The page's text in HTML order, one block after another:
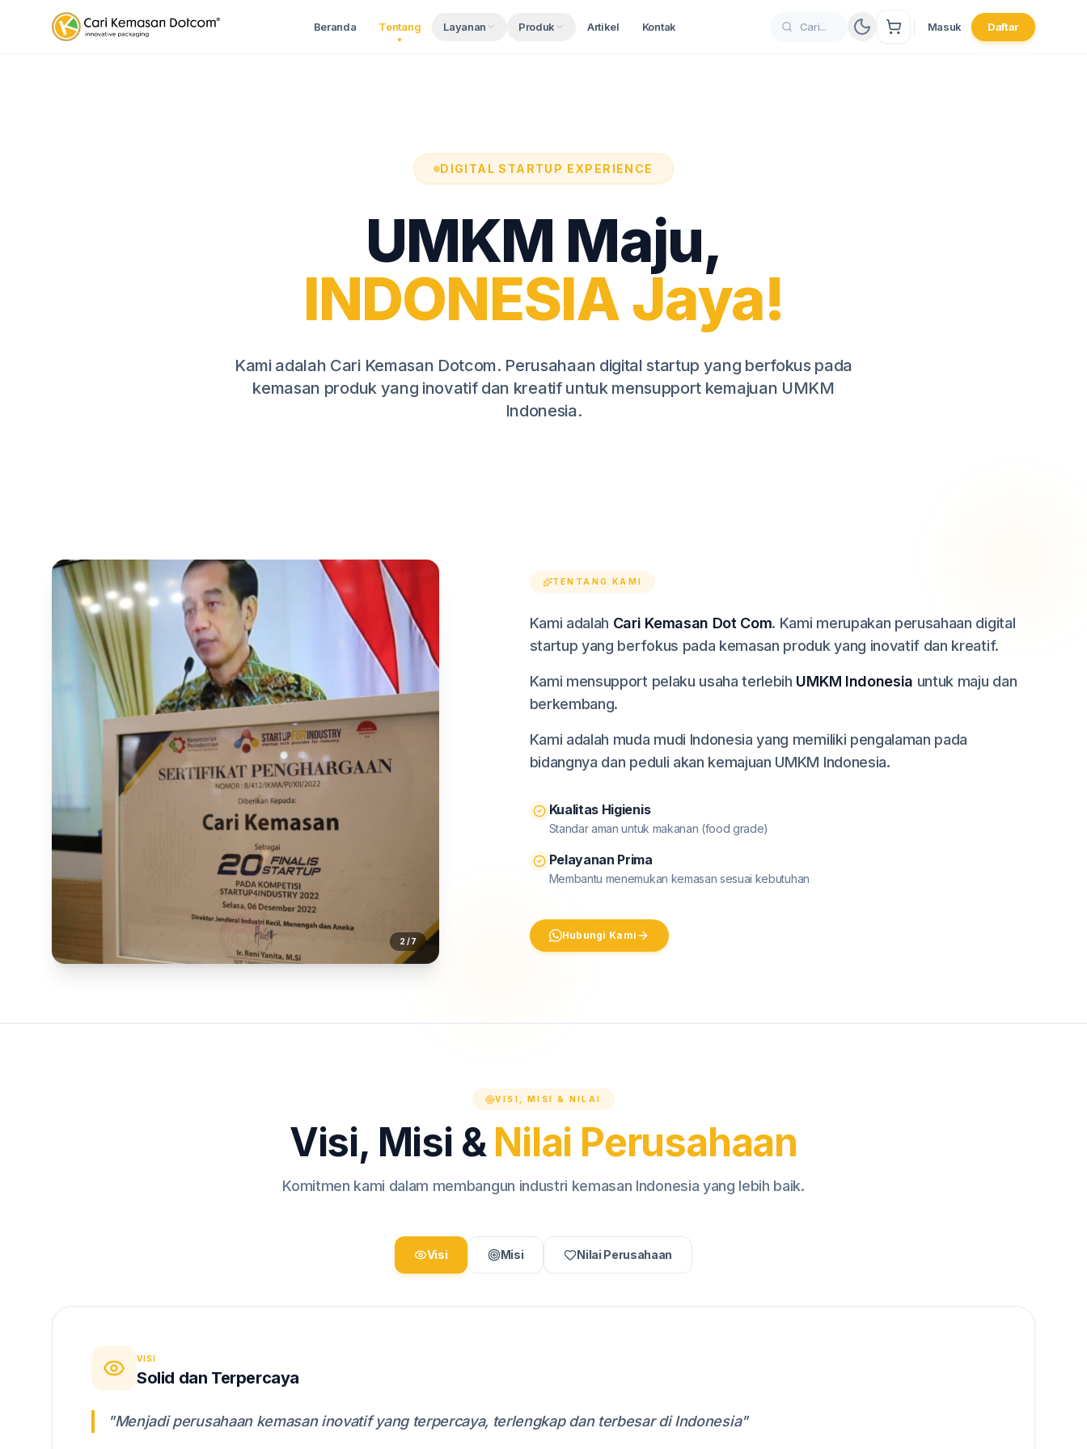
Beranda Tentang Layanan Produk Artikel Kontak Masuk Daftar
DIGITAL STARTUP EXPERIENCE
UMKM Maju,
INDONESIA Jaya!
Kami adalah Cari Kemasan Dotcom. Perusahaan digital startup yang berfokus pada
kemasan produk yang inovatif dan kreatif untuk mensupport kemajuan UMKM
Indonesia.
2 / 7
TENTANG KAMI
Kami adalah Cari Kemasan Dot Com. Kami merupakan perusahaan digital
startup yang berfokus pada kemasan produk yang inovatif dan kreatif.
Kami mensupport pelaku usaha terlebih UMKM Indonesia untuk maju dan
berkembang.
Kami adalah muda mudi Indonesia yang memiliki pengalaman pada
bidangnya dan peduli akan kemajuan UMKM Indonesia.
Kualitas Higienis
Standar aman untuk makanan (food grade)
Pelayanan Prima
Membantu menemukan kemasan sesuai kebutuhan
Hubungi Kami
VISI, MISI & NILAI
Visi, Misi &Nilai Perusahaan
Komitmen kami dalam membangun industri kemasan Indonesia yang lebih baik.
Visi Misi Nilai Perusahaan
VISI
Solid dan Terpercaya
"Menjadi perusahaan kemasan inovatif yang terpercaya, terlengkap dan terbesar di Indonesia"